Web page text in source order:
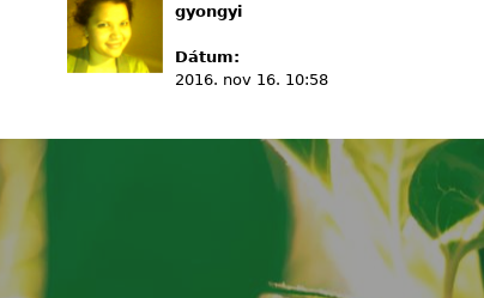
gyongyi
Dátum:
2016. nov 16. 10:58